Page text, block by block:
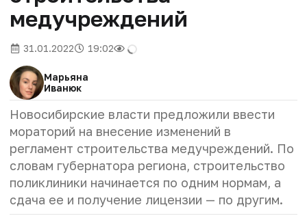
медучреждений
31.01.2022 19:02
Марьяна
Иванюк
Новосибирские власти предложили ввести
мораторий на внесение изменений в
регламент строительства медучреждений. По
словам губернатора региона, строительство
поликлиники начинается по одним нормам, а
сдача ее и получение лицензии — по другим.